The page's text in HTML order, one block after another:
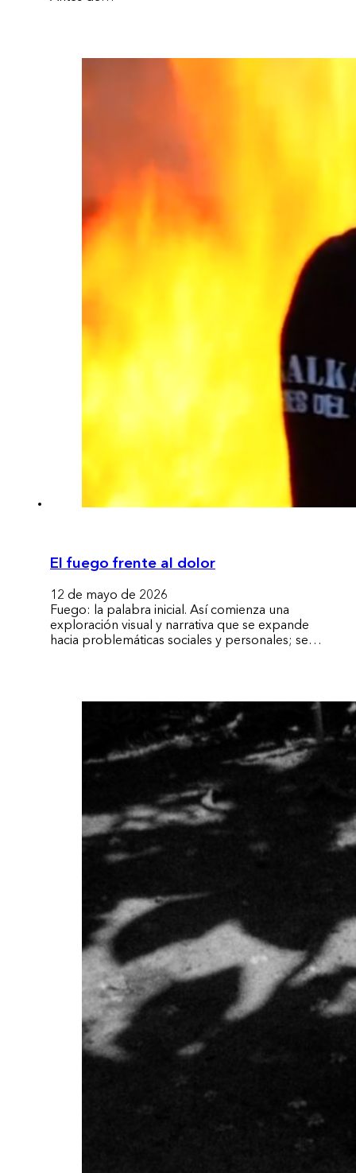
El fuego frente al dolor
12 de mayo de 2026
Fuego: la palabra inicial. Así comienza una
exploración visual y narrativa que se expande
hacia problemáticas sociales y personales; se…